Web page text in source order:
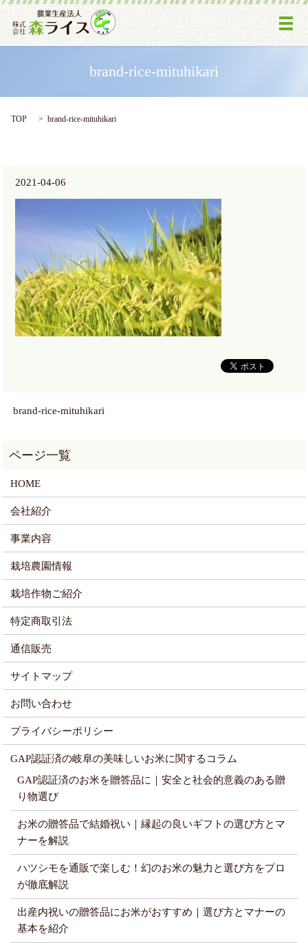
メ
brand-rice-mituhikari
TOP brand-rice-mituhikari
2021-04-06
brand-rice-mituhikari
HOME
会社紹介
事業内容
栽培農園情報
栽培作物ご紹介
特定商取引法
通信販売
サイトマップ
お問い合わせ
プライバシーポリシー
GAP認証済の岐阜の美味しいお米に関するコラム
GAP認証済のお米を贈答品に｜安全と社会的意義のある贈
り物選び
お米の贈答品で結婚祝い｜縁起の良いギフトの選び方とマ
ナーを解説
ハツシモを通販で楽しむ！幻のお米の魅力と選び方をプロ
が徹底解説
出産内祝いの贈答品にお米がおすすめ｜選び方とマナーの
基本を紹介